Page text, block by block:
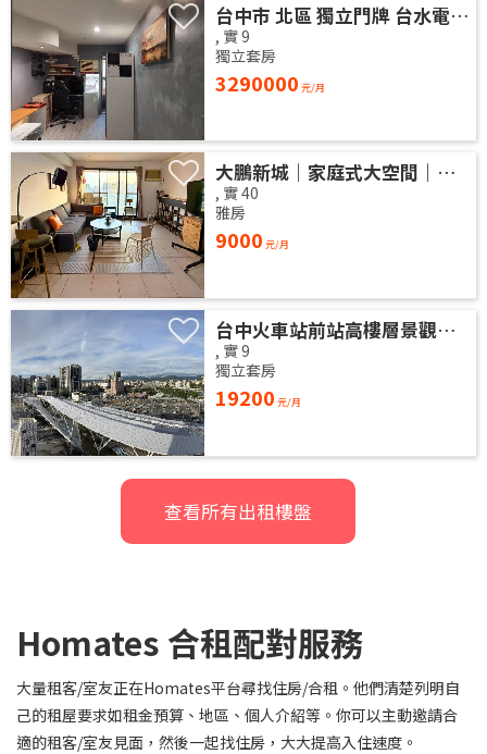
台中市 北區 獨立門牌 台水電 電梯大樓 位於14樓 權狀9.41坪 有獨立陽台通風採光好 獨曬獨洗 不會淋雨
, 實9
獨立套房
3290000 元/月
大鵬新城｜家庭式大空間｜徵雅房室友 1 人
, 實40
雅房
9000 元/月
台中火車站前站高樓層景觀套房(免仲介費)
, 實9
獨立套房
19200 元/月
查看所有出租樓盤
Homates 合租配對服務
大量租客/室友正在Homates平台尋找住房/合租。他們清楚列明自
己的租屋要求如租金預算、地區、個人介紹等。你可以主動邀請合
適的租客/室友見面，然後一起找住房，大大提高入住速度。